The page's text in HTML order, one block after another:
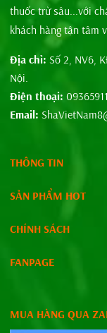
thuốc trừ sâu...với
khách hàng tận tâm
Địa chỉ: Số 2, NV6,
Nội.
Điện thoại:
Email:
THÔNG TIN
SẢN PHẨM HOT
CHÍNH SÁCH
FANPAGE
MUA HÀNG QUA